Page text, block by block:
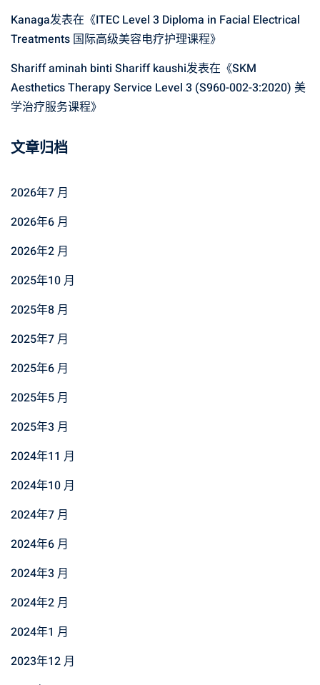
Kanaga发表在《ITEC Level 3 Diploma in Facial Electrical
Treatments 国际高级美容电疗护理课程》
Shariff aminah binti Shariff kaushi发表在《SKM
Aesthetics Therapy Service Level 3 (S960-002-3:2020) 美
学治疗服务课程》
文章归档
2026年7 月
2026年6 月
2026年2 月
2025年10 月
2025年8 月
2025年7 月
2025年6 月
2025年5 月
2025年3 月
2024年11 月
2024年10 月
2024年7 月
2024年6 月
2024年3 月
2024年2 月
2024年1 月
2023年12 月